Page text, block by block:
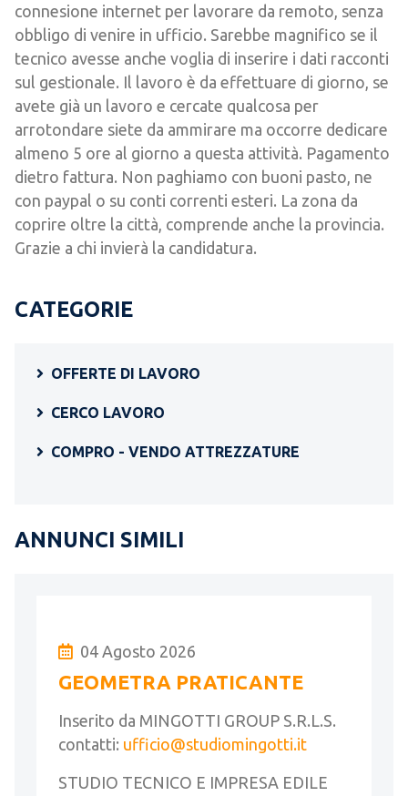
connesione internet per lavorare da remoto, senza
obbligo di venire in ufficio. Sarebbe magnifico se il
tecnico avesse anche voglia di inserire i dati racconti
sul gestionale. Il lavoro è da effettuare di giorno, se
avete già un lavoro e cercate qualcosa per
arrotondare siete da ammirare ma occorre dedicare
almeno 5 ore al giorno a questa attività. Pagamento
dietro fattura. Non paghiamo con buoni pasto, ne
con paypal o su conti correnti esteri. La zona da
coprire oltre la città, comprende anche la provincia.
Grazie a chi invierà la candidatura.
CATEGORIE
OFFERTE DI LAVORO
CERCO LAVORO
COMPRO - VENDO ATTREZZATURE
ANNUNCI SIMILI
04 Agosto 2026
GEOMETRA PRATICANTE
Inserito da MINGOTTI GROUP S.R.L.S.
contatti: ufficio@studiomingotti.it
STUDIO TECNICO E IMPRESA EDILE